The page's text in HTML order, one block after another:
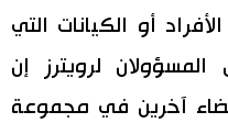
أو الكيانات التي
لرويترز إن
آخرين في مجموعة